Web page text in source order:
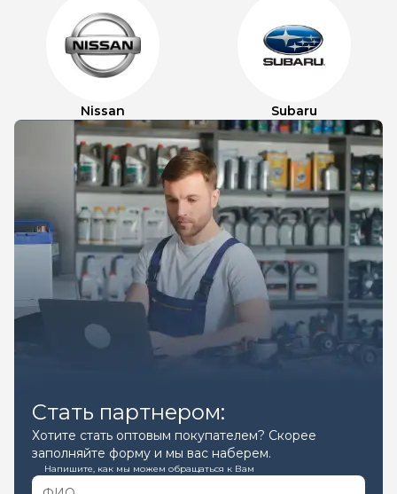
Nissan Subaru
Стать партнером:
Хотите стать оптовым покупателем? Скорее
заполняйте форму и мы вас наберем.
Напишите, как мы можем обращаться к Вам